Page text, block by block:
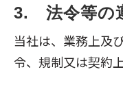
3.　法令等の
当社は、業務上及
令、規制又は契約